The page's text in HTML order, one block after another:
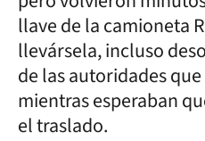
llave de la camioneta
llevársela, incluso
de las autoridades
mientras esperaban
el traslado.